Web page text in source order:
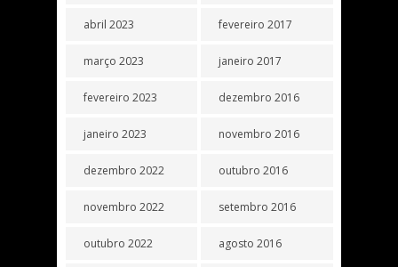
abril 2023
março 2023
fevereiro 2023
janeiro 2023
dezembro 2022
novembro 2022
outubro 2022
fevereiro 2017
janeiro 2017
dezembro 2016
novembro 2016
outubro 2016
setembro 2016
agosto 2016